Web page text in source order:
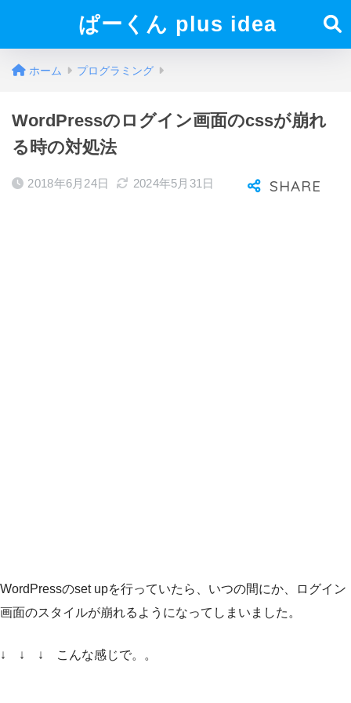
ぱーくん plus idea
ホーム プログラミング
WordPressのログイン画面のcssが崩れ
る時の対処法
2018年6月24日 2024年5月31日
WordPressのset upを行っていたら、いつの間にか、ログイン
画面のスタイルが崩れるようになってしまいました。
↓ ↓ ↓ こんな感じで。。